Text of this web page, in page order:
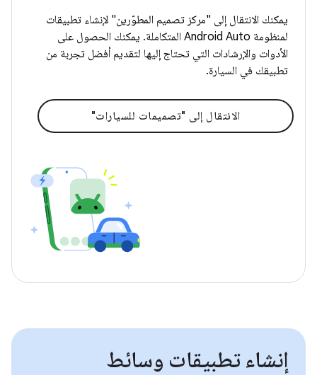
يمكنك الانتقال إلى "مركز تصميم المطوّرين" لإنشاء تطبيقات
لمنظومة Android Auto المتكاملة. يمكنك الحصول على
الأدوات والإرشادات التي تحتاج إليها لتقديم أفضل تجربة من
تطبيقك في السيارة.
الانتقال إلى "تصميمات للسيارات"
إنشاء تطبيقات وسائط